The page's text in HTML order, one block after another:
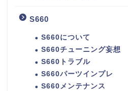
S660
S660について
S660チューニング妄想
S660トラブル
S660パーツインプレ
S660メンテナンス